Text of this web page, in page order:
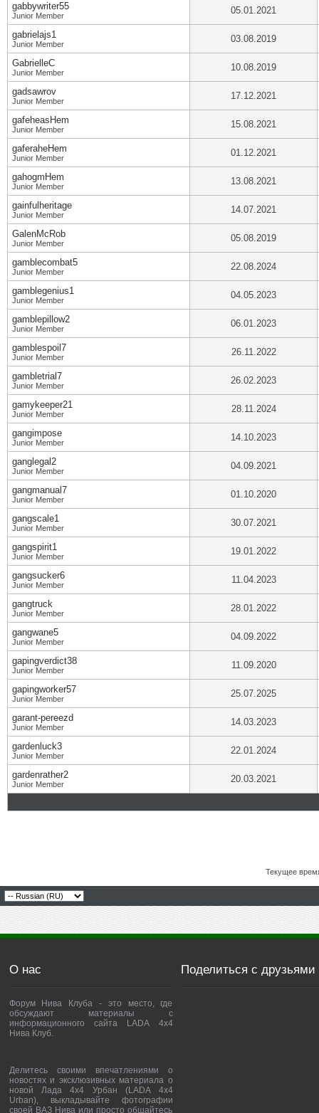
gabbywriter55
Junior Member 05.01.2021
gabrielajs1
Junior Member 03.08.2019
GabrielleC
Junior Member 10.08.2019
gadsawrov
Junior Member 17.12.2021
gafeheasHem
Junior Member 15.08.2021
gaferaheHem
Junior Member 01.12.2021
gahogmHem
Junior Member 13.08.2021
gainfulheritage
Junior Member 14.07.2021
GalenMcRob
Junior Member 05.08.2019
gamblecombat5
Junior Member 22.08.2024
gamblegenius1
Junior Member 04.05.2023
gamblepillow2
Junior Member 06.01.2023
gamblespoil7
Junior Member 26.11.2022
gambletrial7
Junior Member 26.02.2023
gamykeeper21
Junior Member 28.11.2024
gangimpose
Junior Member 14.10.2023
ganglegal2
Junior Member 04.09.2021
gangmanual7
Junior Member 01.10.2020
gangscale1
Junior Member 30.07.2021
gangspirit1
Junior Member 19.01.2022
gangsucker6
Junior Member 11.04.2023
gangtruck
Junior Member 28.01.2022
gangwane5
Junior Member 04.09.2022
gapingverdict38
Junior Member 11.09.2020
gapingworker57
Junior Member 25.07.2025
garant-pereezd
Junior Member 14.03.2023
gardenluck3
Junior Member 22.01.2024
gardenrather2
Junior Member 20.03.2021
Текущее
О нас
Форум Нива Клуба - это место, где
обсуждают материалы с
информационного сайта LADA 4x4
Нива Клуб.
Делитесь своими впечатлениями о
новостях и эксклюзивных материала о
новой Лада 4х4 Урбан (LADA 4x4
Urban), выкладывайте фотографии
своей ВАЗ Нива или просто общайтесь
Поделиться с друзьями